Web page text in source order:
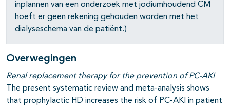
inplannen van een onderzoek met jodiumhoudend CM
hoeft er geen rekening gehouden worden met het
dialyseschema van de patiënt.)
Overwegingen
Renal replacement therapy for the prevention of PC-AKI
The present systematic review and meta-analysis shows
that prophylactic HD increases the risk of PC-AKI in patient